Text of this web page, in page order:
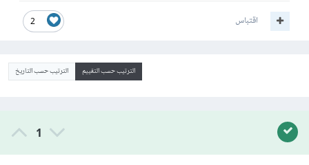
2 اقتباس
الترتيب حسب التقييم الترتيب حسب التاريخ
1